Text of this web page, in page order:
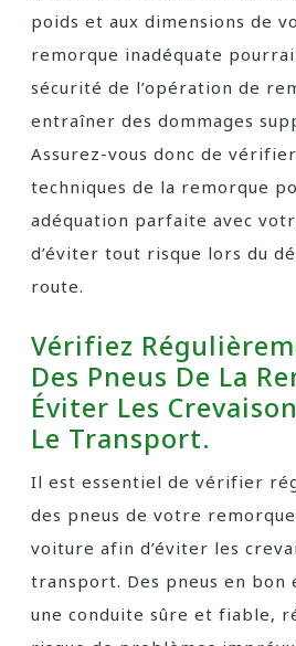
poids et aux dimensions de
remorque inadéquate
sécurité de l’opération de
entraîner des dommages
Assurez-vous donc de
techniques de la remorque
adéquation parfaite avec
d’éviter tout risque lors du
route.
Vérifiez
Des Pneus De La
Éviter Les
Le Transport.
Il est essentiel de vérifier
des pneus de votre
voiture afin d’éviter les
transport. Des pneus en bon
une conduite sûre et fiable,